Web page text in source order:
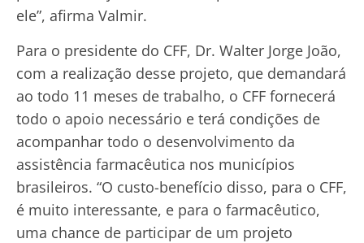
ele”, afirma Valmir.
Para o presidente do CFF, Dr. Walter Jorge João,
com a realização desse projeto, que demandará
ao todo 11 meses de trabalho, o CFF fornecerá
todo o apoio necessário e terá condições de
acompanhar todo o desenvolvimento da
assistência farmacêutica nos municípios
brasileiros. “O custo-benefício disso, para o CFF,
é muito interessante, e para o farmacêutico,
uma chance de participar de um projeto